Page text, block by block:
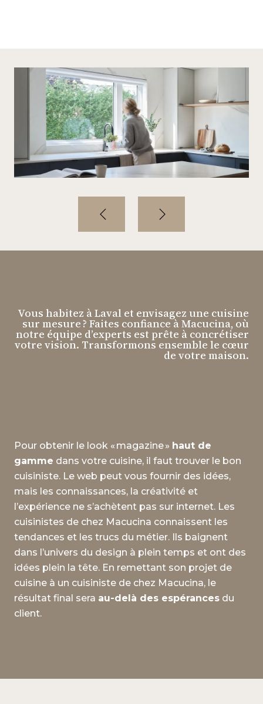
Vous habitez à Laval et envisagez une cuisine
sur mesure ? Faites confiance à Macucina, où
notre équipe d’experts est prête à concrétiser
votre vision. Transformons ensemble le cœur
de votre maison.
Pour obtenir le look « magazine » haut de
gamme dans votre cuisine, il faut trouver le bon
cuisiniste. Le web peut vous fournir des idées,
mais les connaissances, la créativité et
l’expérience ne s’achètent pas sur internet. Les
cuisinistes de chez Macucina connaissent les
tendances et les trucs du métier. Ils baignent
dans l’univers du design à plein temps et ont des
idées plein la tête. En remettant son projet de
cuisine à un cuisiniste de chez Macucina, le
résultat final sera au-delà des espérances du
client.